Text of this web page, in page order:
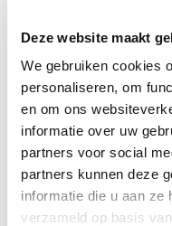
Deze website maakt
We gebruiken cookies
personaliseren, om
en om ons
informatie over uw
partners voor social
partners kunnen deze
informatie die u aan ze
verzameld op basis
zonnefactor (SPF).
We raden aan om
te dragen na de
kan ademen en
lichte, schone
minerale make-up.
De dagen erna merk
en verfijnder oogt,
steeds beter